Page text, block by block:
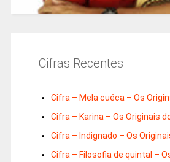
Cifras Recentes
Cifra – Mela cuéca – Os
Cifra – Karina – Os Originais
Cifra – Indignado – Os
Cifra – Filosofia de quintal –